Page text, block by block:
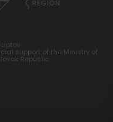
support of the Ministry of
Republic.